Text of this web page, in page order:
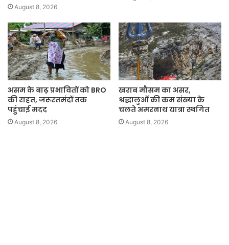
August 8, 2026
असम के बाढ़ प्रभावितों को BRO
की राहत, जरूरतमंदों तक
पहुंचाई मदद
August 8, 2026
खराब मौसम का असर,
श्रद्धालुओं की कम संख्या के
चलते अमरनाथ यात्रा स्थगित
August 8, 2026